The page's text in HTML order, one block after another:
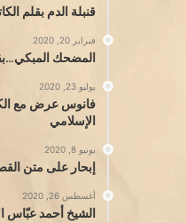
قنبلة الدم بقلم
فبراير 20, 2020
المضحك
يوليو 23, 2020
فانوس عرض مع
الإسلامي
يونيو 8, 2020
إبحار على متن
أغسطس 26, 2020
الشيخ أحمد عبّاس الأزْهريّ (1853-